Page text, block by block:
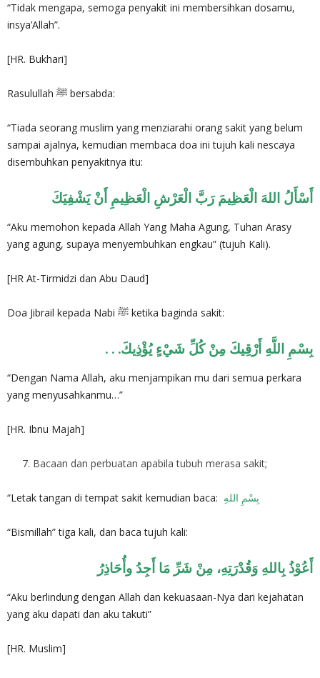
“Tidak mengapa, semoga penyakit ini membersihkan dosamu,
insya’Allah”.
[HR. Bukhari]
Rasulullah ﷺ bersabda:
“Tiada seorang muslim yang menziarahi orang sakit yang belum
sampai ajalnya, kemudian membaca doa ini tujuh kali nescaya
disembuhkan penyakitnya itu:
أَسْأَلُ اللهَ الْعَظِيمَ رَبَّ الْعَرْشِ الْعَظِيمِ أَنْ يَشْفِيَكَ
“Aku memohon kepada Allah Yang Maha Agung, Tuhan Arasy
yang agung, supaya menyembuhkan engkau” (tujuh Kali).
[HR At-Tirmidzi dan Abu Daud]
Doa Jibrail kepada Nabi ﷺ ketika baginda sakit:
. . .بِسْمِ اللَّهِ أَرْقِيكَ مِنْ كُلِّ شَيْءٍ يُؤْذِيكَ
“Dengan Nama Allah, aku menjampikan mu dari semua perkara
yang menyusahkanmu…”
[HR. Ibnu Majah]
Bacaan dan perbuatan apabila tubuh merasa sakit;
“Letak tangan di tempat sakit kemudian baca: بِسْمِ اللهِ
“Bismillah” tiga kali, dan baca tujuh kali:
أَعُوْذُ بِاللهِ وَقُدْرَتِهِ، مِنْ شَرِّ مَا أَجِدُ وأُحَاذِرُ
“Aku berlindung dengan Allah dan kekuasaan-Nya dari kejahatan
yang aku dapati dan aku takuti”
[HR. Muslim]